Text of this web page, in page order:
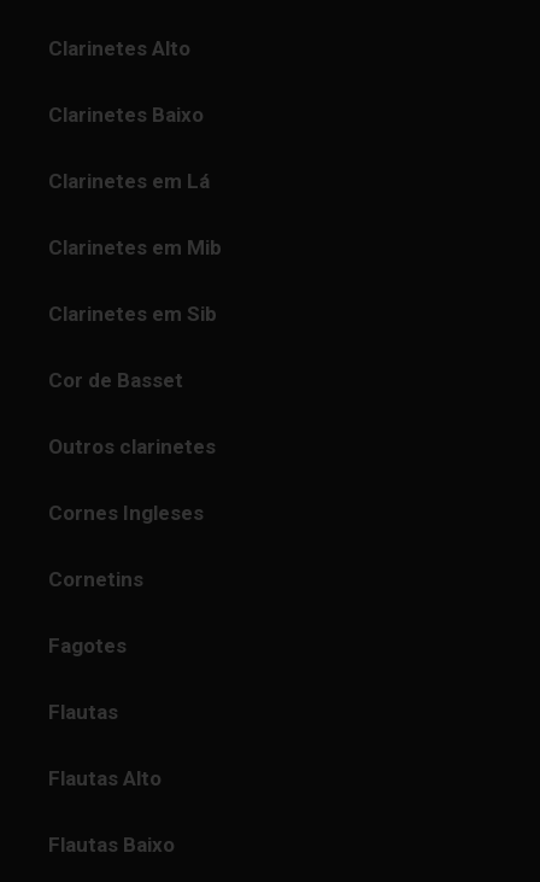
Clarinetes Alto
Clarinetes Baixo
Clarinetes em Lá
Clarinetes em Mib
Clarinetes em Sib
Cor de Basset
Outros clarinetes
Cornes Ingleses
Cornetins
Fagotes
Flautas
Flautas Alto
Flautas Baixo